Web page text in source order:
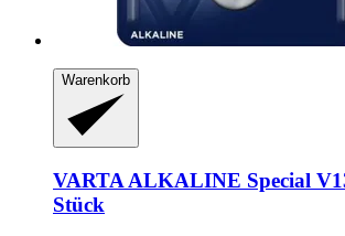
Warenkorb
VARTA ALKALINE Special
Stück